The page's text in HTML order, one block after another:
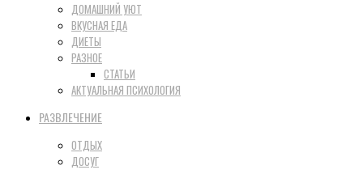
ДОМАШНИЙ УЮТ
ВКУСНАЯ ЕДА
ДИЕТЫ
РАЗНОЕ
СТАТЬИ
АКТУАЛЬНАЯ ПСИХОЛОГИЯ
РАЗВЛЕЧЕНИЕ
ОТДЫХ
ДОСУГ